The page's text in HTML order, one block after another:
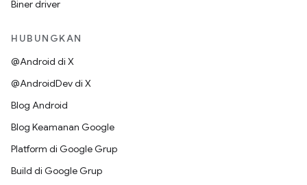
Biner driver
HUBUNGKAN
@Android di X
@AndroidDev di X
Blog Android
Blog Keamanan Google
Platform di Google Grup
Build di Google Grup